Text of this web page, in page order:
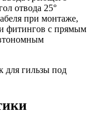
отвода 25°
при монтаже,
фитингов с прямым
для гильзы под